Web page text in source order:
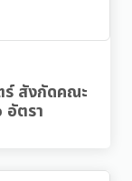
ร์ สังกัดคณะ
อัตรา